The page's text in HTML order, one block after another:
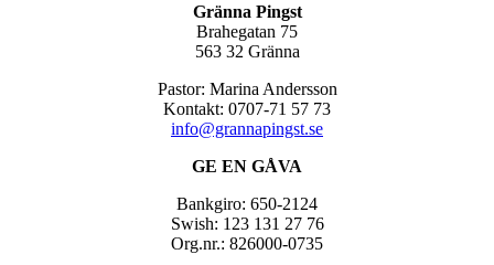
Gränna Pingst
Brahegatan 75
563 32 Gränna
Pastor: Marina Andersson
Kontakt: 0707-71 57 73
info@grannapingst.se
GE EN GÅVA
Bankgiro: 650-2124
Swish: 123 131 27 76
Org.nr.: 826000-0735